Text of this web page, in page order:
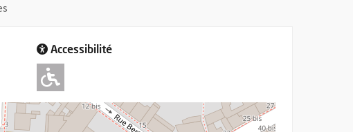
Accessibilité
Adapté pour l'handicap Moteur